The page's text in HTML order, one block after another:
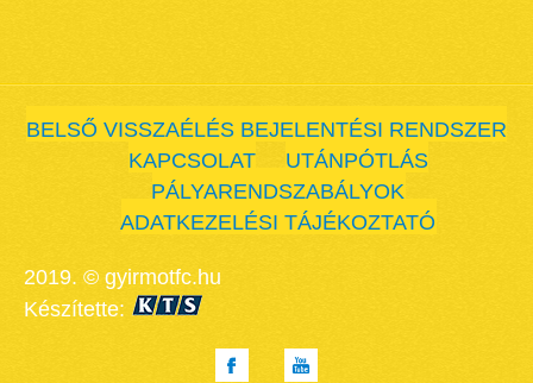
BELSŐ VISSZAÉLÉS BEJELENTÉSI RENDSZER
KAPCSOLAT
UTÁNPÓTLÁS
PÁLYARENDSZABÁLYOK
ADATKEZELÉSI TÁJÉKOZTATÓ
2019. © gyirmotfc.hu
Készítette: